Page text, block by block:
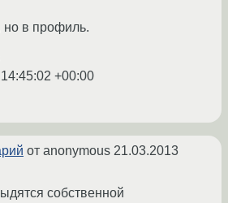
но в профиль.
+00:00
от anonymous 21.03.2013
собственной